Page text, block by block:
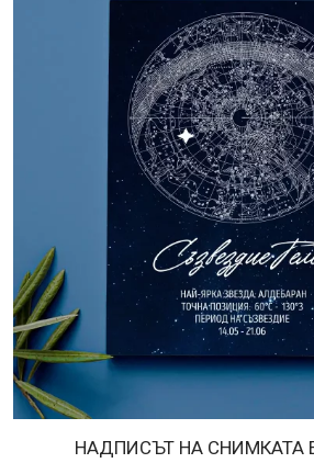
НАДПИСЪТ НА СНИМКАТА